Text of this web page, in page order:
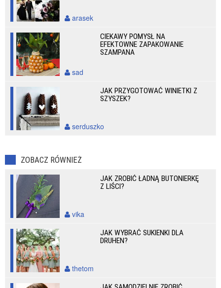
arasek
CIEKAWY POMYSŁ NA
EFEKTOWNE ZAPAKOWANIE
SZAMPANA
sad
JAK PRZYGOTOWAĆ WINIETKI Z
SZYSZEK?
serduszko
ZOBACZ RÓWNIEŻ
JAK ZROBIĆ ŁADNĄ BUTONIERKĘ
Z LIŚCI?
vika
JAK WYBRAĆ SUKIENKI DLA
DRUHEN?
thetom